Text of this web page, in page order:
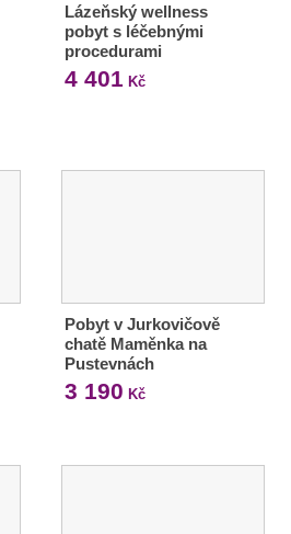
Lázeňský wellness
pobyt s léčebnými
procedurami
4 401 Kč
Pobyt v Jurkovičově
chatě Maměnka na
Pustevnách
3 190 Kč